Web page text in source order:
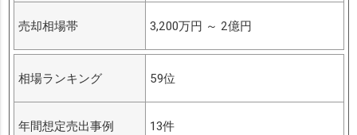
売却相場帯 3,200万円 ～ 2億円
相場ランキング 59位
年間想定売出事例 13件